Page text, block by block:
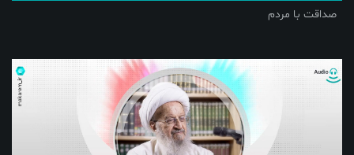
صداقت با مردم